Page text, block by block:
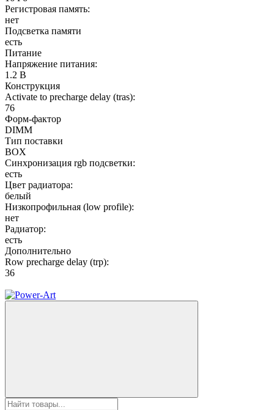
Регистровая память:
нет
Подсветка памяти
есть
Питание
Напряжение питания:
1.2 В
Конструкция
Activate to precharge delay (tras):
76
Форм-фактор
DIMM
Тип поставки
BOX
Синхронизация rgb подсветки:
есть
Цвет радиатора:
белый
Низкопрофильная (low profile):
нет
Радиатор:
есть
Дополнительно
Row precharge delay (trp):
36